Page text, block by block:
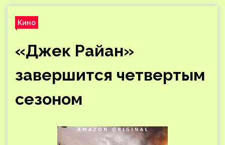
Кино
«Джек Райан»
завершится четвертым
сезоном